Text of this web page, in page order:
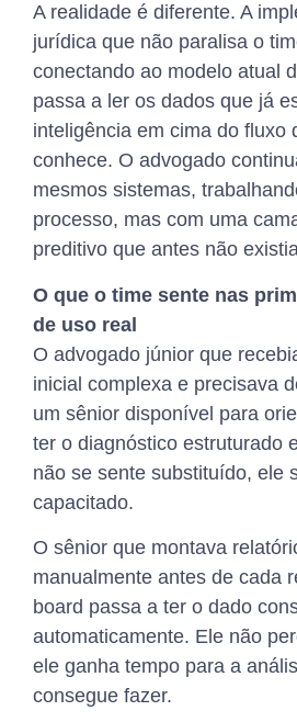
A realidade é diferente. A
jurídica que não paralisa o
conectando ao modelo atual
passa a ler os dados que já
inteligência em cima do fluxo
conhece. O advogado
mesmos sistemas,
processo, mas com uma
preditivo que antes não
O que o time sente nas
de uso real
O advogado júnior que
inicial complexa e precisava
um sênior disponível para
ter o diagnóstico estruturado
não se sente substituído, ele
capacitado.
O sênior que montava
manualmente antes de cada
board passa a ter o dado
automaticamente. Ele não
ele ganha tempo para a
consegue fazer.